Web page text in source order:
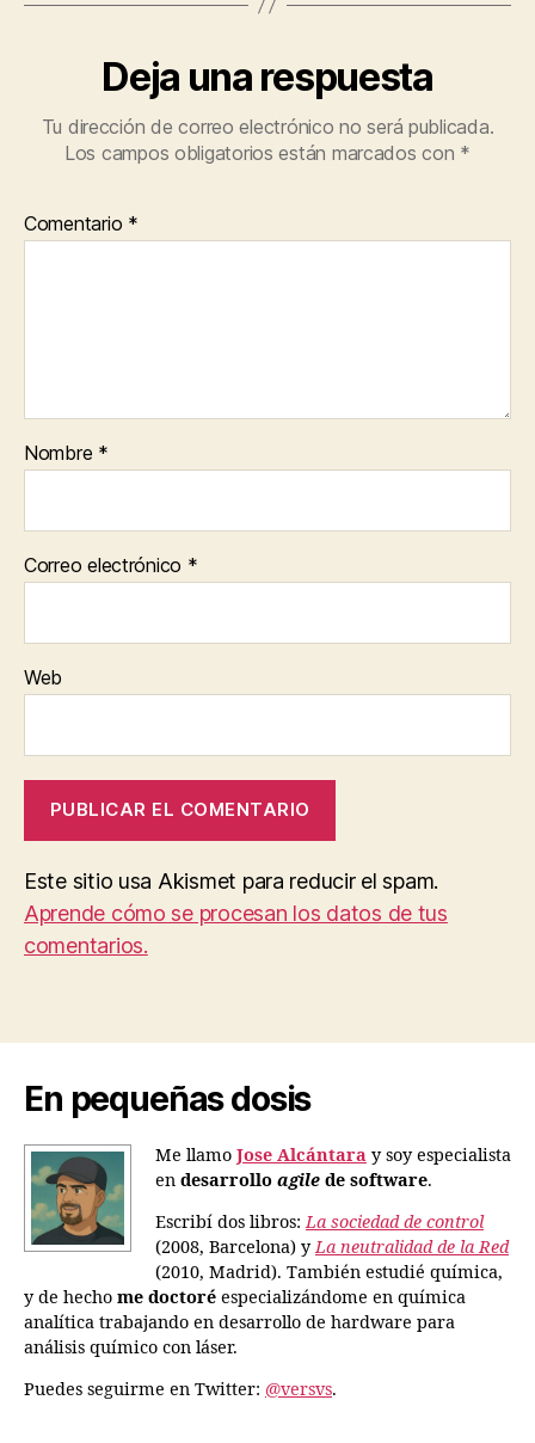
Deja una respuesta
Tu dirección de correo electrónico no será publicada.
Los campos obligatorios están marcados con *
Comentario *
Nombre *
Correo electrónico *
Web
Este sitio usa Akismet para reducir el spam.
Aprende cómo se procesan los datos de tus
comentarios.
En pequeñas dosis
Me llamo Jose Alcántara y soy especialista
en desarrollo agile de software.
Escribí dos libros:La sociedad de control
(2008, Barcelona) yLa neutralidad de la Red
(2010, Madrid). También estudié química,
y de hecho me doctoré especializándome en química
analítica trabajando en desarrollo de hardware para
análisis químico con láser.
Puedes seguirme en Twitter: @versvs.